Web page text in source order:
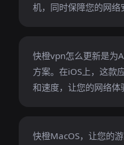
机，同时保障您的网络
快橙vpn怎么更新是为
方案。在iOS上，这款
和速度，让您的网络体
快橙MacOS，让您的